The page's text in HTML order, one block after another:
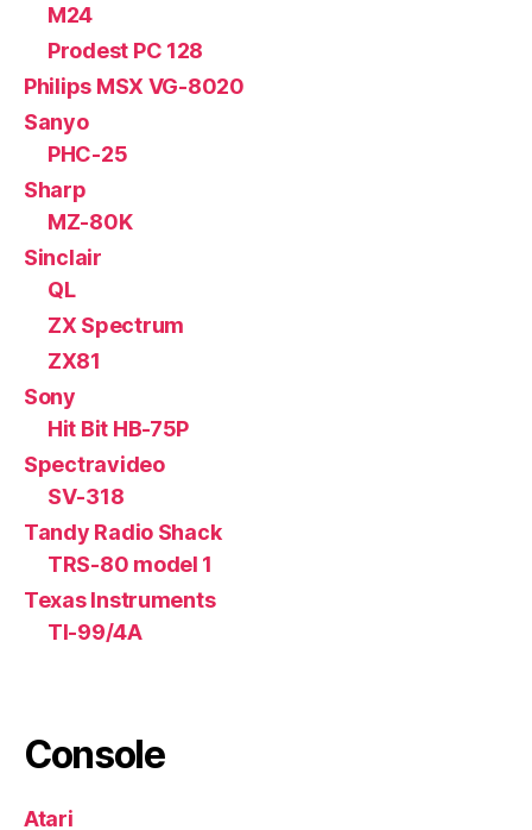
M24
Prodest PC 128
Philips MSX VG-8020
Sanyo
PHC-25
Sharp
MZ-80K
Sinclair
QL
ZX Spectrum
ZX81
Sony
Hit Bit HB-75P
Spectravideo
SV-318
Tandy Radio Shack
TRS-80 model 1
Texas Instruments
TI-99/4A
Console
Atari